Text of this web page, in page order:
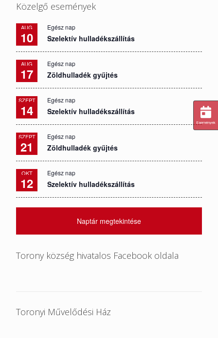
Közelgő események
AUG
10
Egész nap
Szelektív hulladékszállítás
AUG
17
Egész nap
Zöldhulladék gyűjtés
SZEPT
14
Egész nap
Szelektív hulladékszállítás
SZEPT
21
Egész nap
Zöldhulladék gyűjtés
OKT
12
Egész nap
Szelektív hulladékszállítás
Naptár megtekintése
Torony község hivatalos Facebook oldala
Toronyi Művelődési Ház
Események